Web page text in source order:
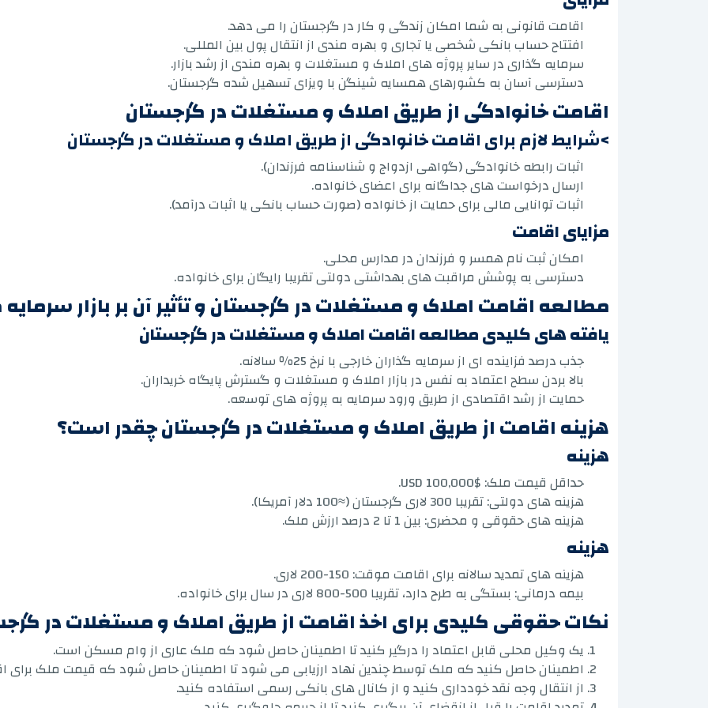
اقامت قانونی به شما امکان زندگی و کار در گرجستان را می دهد.
افتتاح حساب بانکی شخصی یا تجاری و بهره مندی از انتقال پول بین المللی.
سرمایه گذاری در سایر پروژه های املاک و مستغلات و بهره مندی از رشد بازار.
دسترسی آسان به کشورهای همسایه شینگن با ویزای تسهیل شده گرجستان.
اقامت خانوادگی از طریق املاک و مستغلات در گرجستان
>شرایط لازم برای اقامت خانوادگی از طریق املاک و مستغلات در گرجستان
اثبات رابطه خانوادگی (گواهی ازدواج و شناسنامه فرزندان).
ارسال درخواست های جداگانه برای اعضای خانواده.
اثبات توانایی مالی برای حمایت از خانواده (صورت حساب بانکی یا اثبات درآمد).
مزایای اقامت
امکان ثبت نام همسر و فرزندان در مدارس محلی.
دسترسی به پوشش مراقبت های بهداشتی دولتی تقریبا رایگان برای خانواده.
مطالعه اقامت املاک و مستغلات در گرجستان و تأثیر آن بر بازار
یافته های کلیدی مطالعه اقامت املاک و مستغلات در گرجستان
جذب درصد فزاینده ای از سرمایه گذاران خارجی با نرخ 25٪ سالانه.
بالا بردن سطح اعتماد به نفس در بازار املاک و مستغلات و گسترش پایگاه خریداران.
حمایت از رشد اقتصادی از طریق ورود سرمایه به پروژه های توسعه.
هزینه اقامت از طریق املاک و مستغلات در گرجستان چقدر است؟
هزینه
حداقل قیمت ملک: $100,000 USD.
هزینه های دولتی: تقریبا 300 لاری گرجستان (≈100 دلار آمریکا).
هزینه های حقوقی و محضری: بین 1 تا 2 درصد ارزش ملک.
هزینه
هزینه های تمدید سالانه برای اقامت موقت: 150-200 لاری.
بیمه درمانی: بستگی به طرح دارد، تقریبا 500-800 لاری در سال برای خانواده.
نکات حقوقی کلیدی برای اخذ اقامت از طریق املاک و مستغلات در
یک وکیل محلی قابل اعتماد را درگیر کنید تا اطمینان حاصل شود که ملک عاری از وام مسکن است.
اطمینان حاصل کنید که ملک توسط چندین نهاد ارزیابی می شود تا اطمینان حاصل شود که قیمت ملک برای
از انتقال وجه نقد خودداری کنید و از کانال های بانکی رسمی استفاده کنید.